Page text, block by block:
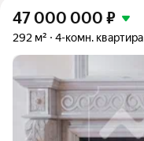
47 000 000 ₽
292 м² 4-комн. квартира